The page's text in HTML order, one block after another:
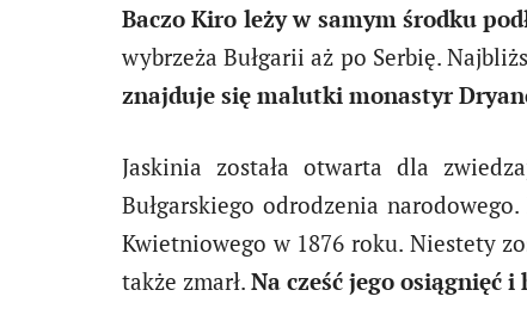
Baczo Kiro leży w samym środku
wybrzeża Bułgarii aż po Serbię.
znajduje się malutki monastyr
Jaskinia została otwarta dla
Bułgarskiego odrodzenia
Kwietniowego w 1876 roku. Niestety
także zmarł. Na cześć jego osiągnięć